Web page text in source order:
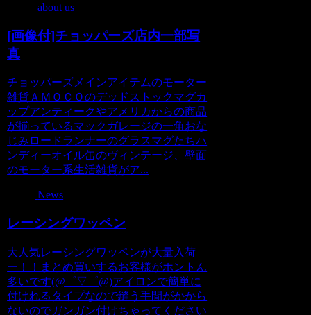
about us
[画像付]チョッパーズ店内一部写
真
チョッパーズメインアイテムのモーター
雑貨ＡＭＯＣＯのデッドストックマグカ
ップアンティークやアメリカからの商品
が揃っているマックガレージの一角おな
じみロードランナーのグラスマグたちハ
ンディーオイル缶のヴィンテージ、壁面
のモーター系生活雑貨がア...
News
レーシングワッペン
大人気レーシングワッペンが大量入荷
ー！！まとめ買いするお客様がホントん
多いです(@゜▽゜@)アイロンで簡単に
付けれるタイプなので縫う手間がかから
ないのでガンガン付けちゃってください